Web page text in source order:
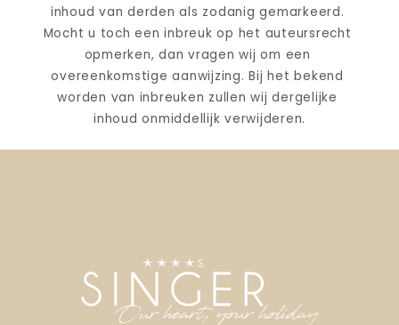
inhoud van derden als zodanig gemarkeerd.
Mocht u toch een inbreuk op het auteursrecht
opmerken, dan vragen wij om een
overeenkomstige aanwijzing. Bij het bekend
worden van inbreuken zullen wij dergelijke
inhoud onmiddellijk verwijderen.